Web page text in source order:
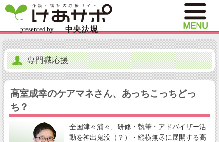
専門職応援
高室成幸のケアマネさん、あっちこっちどっ
ち？
全国津々浦々、研修・執筆・アドバイザー活
動を神出鬼没（？）・縦横無尽に展開する高